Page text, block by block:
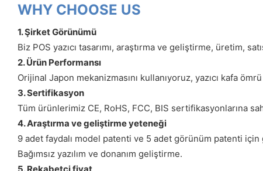
WHY CHOOSE US
1. Şirket Görünümü
Biz POS yazıcı tasarımı, araştırma ve geliştirme, üretim,
2. Ürün Performansı
Orijinal Japon mekanizmasını kullanıyoruz, yazıcı kafa
3. Sertifikasyon
Tüm ürünlerimiz CE, RoHS, FCC, BIS sertifikasyonlarına
4. Araştırma ve geliştirme yeteneği
9 adet faydalı model patenti ve 5 adet görünüm patenti
Bağımsız yazılım ve donanım geliştirme.